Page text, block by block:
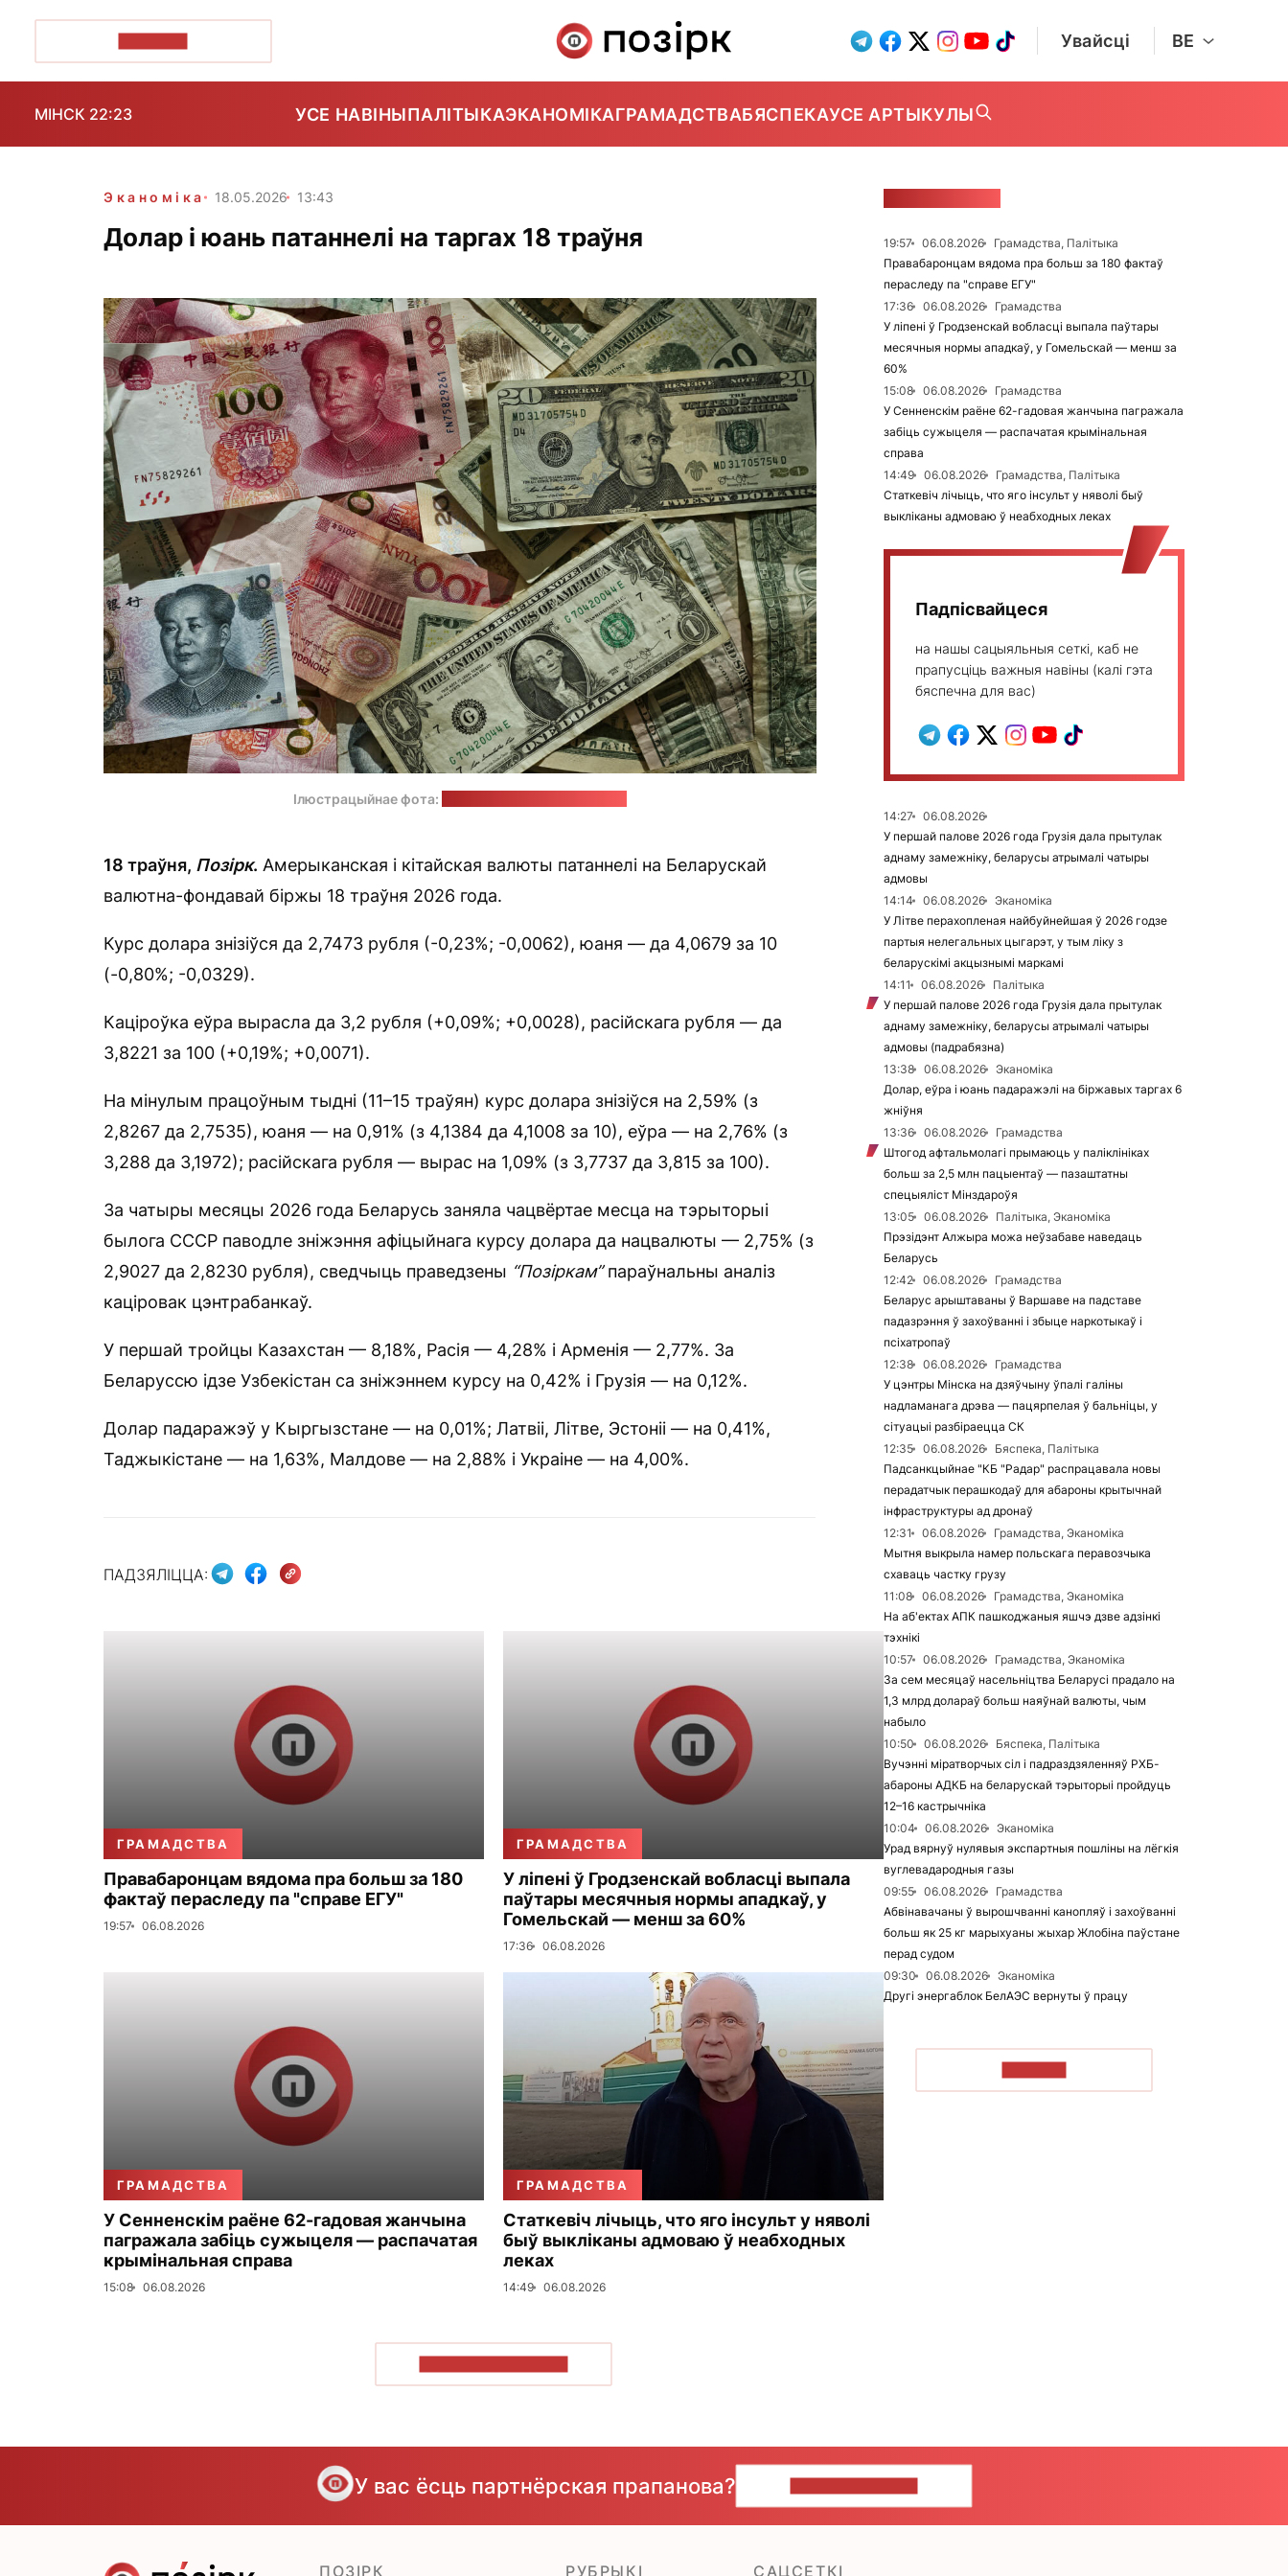
Увайсці BE
МІНСК 22:23 УСЕ НАВІНЫПАЛІТЫКАЭКАНОМІКАГРАМАДСТВАБЯСПЕКАУСЕ АРТЫКУЛЫ
Эканоміка 18.05.2026 13:43
Долар і юань патаннелі на таргах 18 траўня
Ілюстрацыйнае фота:
18 траўня, Позірк. Амерыканская і кітайская валюты патаннелі на Беларускай
валютна-фондавай біржы 18 траўня 2026 года.
Курс долара знізіўся да 2,7473 рубля (-0,23%; -0,0062), юаня — да 4,0679 за 10
(-0,80%; -0,0329).
Каціроўка еўра вырасла да 3,2 рубля (+0,09%; +0,0028), расійскага рубля — да
3,8221 за 100 (+0,19%; +0,0071).
На мінулым працоўным тыдні (11–15 траўян) курс долара знізіўся на 2,59% (з
2,8267 да 2,7535), юаня — на 0,91% (з 4,1384 да 4,1008 за 10), еўра — на 2,76% (з
3,288 да 3,1972); расійскага рубля — вырас на 1,09% (з 3,7737 да 3,815 за 100).
За чатыры месяцы 2026 года Беларусь заняла чацвёртае месца на тэрыторыі
былога СССР паводле зніжэння афіцыйнага курсу долара да нацвалюты — 2,75% (з
2,9027 да 2,8230 рубля), сведчыць праведзены “Позіркам”параўнальны аналіз
каціровак цэнтрабанкаў.
У першай тройцы Казахстан — 8,18%, Расія — 4,28% і Арменія — 2,77%. За
Беларуссю ідзе Узбекістан са зніжэннем курсу на 0,42% і Грузія — на 0,12%.
Долар падаражэў у Кыргызстане — на 0,01%; Латвіі, Літве, Эстоніі — на 0,41%,
Таджыкістане — на 1,63%, Малдове — на 2,88% і Украіне — на 4,00%.
ПАДЗЯЛІЦЦА:
ГРАМАДСТВА
Правабаронцам вядома пра больш за 180
фактаў пераследу па "справе ЕГУ"
19:57 06.08.2026
ГРАМАДСТВА
У ліпені ў Гродзенскай вобласці выпала
паўтары месячныя нормы ападкаў, у
Гомельскай — менш за 60%
17:36 06.08.2026
ГРАМАДСТВА
У Сенненскім раёне 62-гадовая жанчына
пагражала забіць сужыцеля — распачатая
крымінальная справа
15:08 06.08.2026
ГРАМАДСТВА
Статкевіч лічыць, что яго інсульт у няволі
быў выкліканы адмоваю ў неабходных
леках
14:49 06.08.2026
19:57 06.08.2026
Грамадства, Палітыка
Правабаронцам вядома пра больш за 180 фактаў
пераследу па "справе ЕГУ"
17:36
06.08.2026
Грамадства
У ліпені ў Гродзенскай вобласці выпала паўтары
месячныя нормы ападкаў, у Гомельскай — менш за
60%
15:08
06.08.2026
Грамадства
У Сенненскім раёне 62-гадовая жанчына пагражала
забіць сужыцеля — распачатая крымінальная
справа
14:49
06.08.2026
Грамадства, Палітыка
Статкевіч лічыць, что яго інсульт у няволі быў
выкліканы адмоваю ў неабходных леках
Падпісвайцеся
на нашы сацыяльныя сеткі, каб не
прапусціць важныя навіны (калі гэта
бяспечна для вас)
14:27
06.08.2026
У першай палове 2026 года Грузія дала прытулак
аднаму замежніку, беларусы атрымалі чатыры
адмовы
14:14
06.08.2026
Эканоміка
У Літве перахопленая найбуйнейшая ў 2026 годзе
партыя нелегальных цыгарэт, у тым ліку з
беларускімі акцызнымі маркамі
14:11
06.08.2026
Палітыка
У першай палове 2026 года Грузія дала прытулак
аднаму замежніку, беларусы атрымалі чатыры
адмовы (падрабязна)
13:38
06.08.2026
Эканоміка
Долар, еўра і юань падаражэлі на біржавых таргах 6
жніўня
13:36
06.08.2026
Грамадства
Штогод афтальмолагі прымаюць у паліклініках
больш за 2,5 млн пацыентаў — пазаштатны
спецыяліст Мінздароўя
13:05
06.08.2026
Палітыка, Эканоміка
Прэзідэнт Алжыра можа неўзабаве наведаць
Беларусь
12:42
06.08.2026
Грамадства
Беларус арыштаваны ў Варшаве на падставе
падазрэння ў захоўванні і збыце наркотыкаў і
псіхатропаў
12:38
06.08.2026
Грамадства
У цэнтры Мінска на дзяўчыну ўпалі галіны
надламанага дрэва — пацярпелая ў бальніцы, у
сітуацыі разбіраецца СК
12:35
06.08.2026
Бяспека, Палітыка
Падсанкцыйнае "КБ "Радар" распрацавала новы
перадатчык перашкодаў для абароны крытычнай
інфраструктуры ад дронаў
12:31
06.08.2026
Грамадства, Эканоміка
Мытня выкрыла намер польскага перавозчыка
схаваць частку грузу
11:08
06.08.2026
Грамадства, Эканоміка
На аб'ектах АПК пашкоджаныя яшчэ дзве адзінкі
тэхнікі
10:57
06.08.2026
Грамадства, Эканоміка
За сем месяцаў насельніцтва Беларусі прадало на
1,3 млрд долараў больш наяўнай валюты, чым
набыло
10:50
06.08.2026
Бяспека, Палітыка
Вучэнні міратворчых сіл і падраздзяленняў РХБ-
абароны АДКБ на беларускай тэрыторыі пройдуць
12–16 кастрычніка
10:04
06.08.2026
Эканоміка
Урад вярнуў нулявыя экспартныя пошліны на лёгкія
вуглевадародныя газы
09:55
06.08.2026
Грамадства
Абвінавачаны ў вырошчванні канопляў і захоўванні
больш як 25 кг марыхуаны жыхар Жлобіна паўстане
перад судом
09:30
06.08.2026
Эканоміка
Другі энергаблок БелАЭС вернуты ў працу
У вас ёсць партнёрская прапанова?
ПОЗІРК РУБРЫКІ САЦСЕТКІ